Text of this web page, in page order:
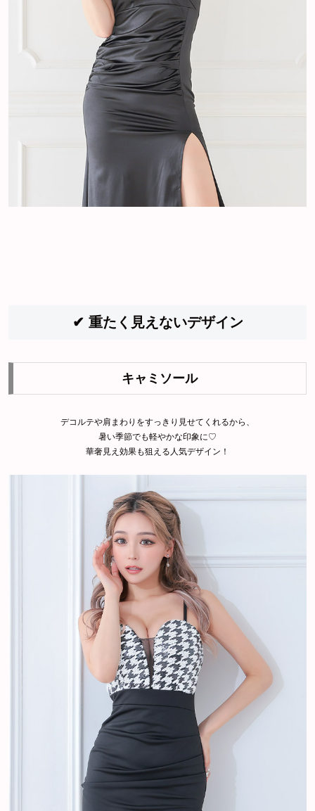
✔ 重たく見えないデザイン
キャミソール
デコルテや肩まわりをすっきり見せてくれるから、
暑い季節でも軽やかな印象に♡
華奢見え効果も狙える人気デザイン！